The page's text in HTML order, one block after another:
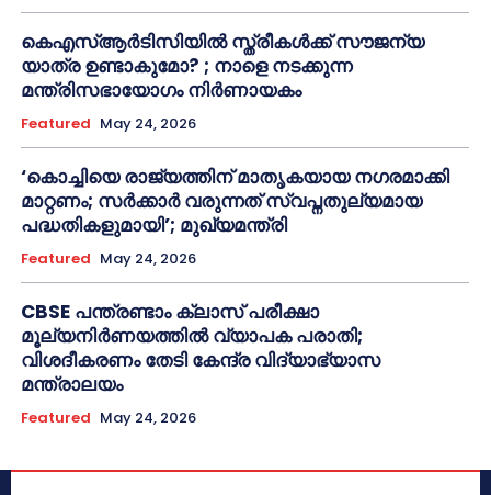
കെഎസ്ആർടിസിയിൽ സ്ത്രീകൾക്ക് സൗജന്യ
യാത്ര ഉണ്ടാകുമോ? ; നാളെ നടക്കുന്ന
മന്ത്രിസഭായോഗം നിർണായകം
Featured May 24, 2026
‘കൊച്ചിയെ രാജ്യത്തിന് മാതൃകയായ നഗരമാക്കി
മാറ്റണം; സർക്കാർ വരുന്നത് സ്വപ്നതുല്യമായ
പദ്ധതികളുമായി’; മുഖ്യമന്ത്രി
Featured May 24, 2026
CBSE പന്ത്രണ്ടാം ക്ലാസ് പരീക്ഷാ
മൂല്യനിർണയത്തിൽ വ്യാപക പരാതി;
വിശദീകരണം തേടി കേന്ദ്ര വിദ്യാഭ്യാസ
മന്ത്രാലയം
Featured May 24, 2026